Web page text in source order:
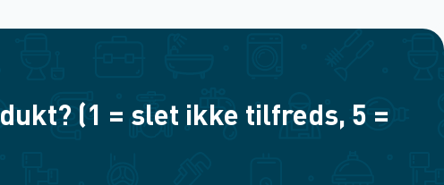
(1 = slet ikke tilfreds, 5 =